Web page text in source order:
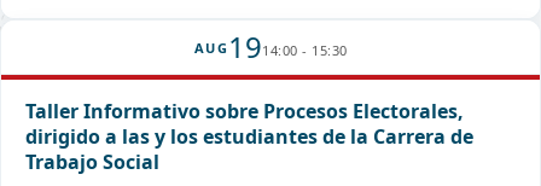
AUG 1914:00 - 15:30
Taller Informativo sobre Procesos Electorales,
dirigido a las y los estudiantes de la Carrera de
Trabajo Social